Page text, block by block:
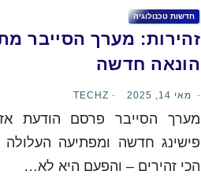
חדשות טכנולוגיה
זהירות: מערך הסייבר
הונאה חדשה
מאי 14, 2025 TECHZ
מערך הסייבר פרסם הודעת
פישינג חדשה ומפתיעה
הכי זהירים – והפעם היא לא…